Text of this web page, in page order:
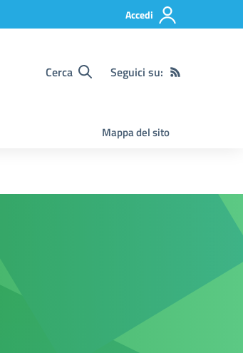
Accedi
Cerca Seguici su:
Mappa del sito